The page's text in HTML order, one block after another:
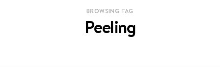
BROWSING TAG
Peeling